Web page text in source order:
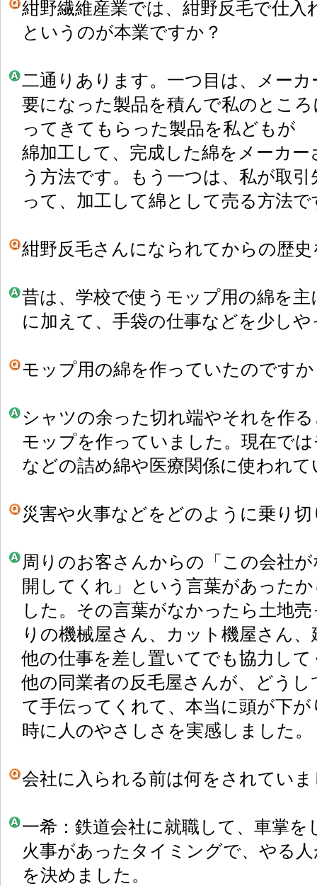
紺野繊維産業では、紺野反毛で仕
というのが本業ですか？
二通りあります。一つ目は、メー
要になった製品を積んで私のとこ
ってきてもらった製品を私どもが
綿加工して、完成した綿をメーカ
う方法です。もう一つは、私が取
って、加工して綿として売る方法で
紺野反毛さんになられてからの歴
昔は、学校で使うモップ用の綿を
に加えて、手袋の仕事などを少し
モップ用の綿を作っていたのです
シャツの余った切れ端やそれを作
モップを作っていました。現在で
などの詰め綿や医療関係に使われ
災害や火事などをどのように乗り
周りのお客さんからの「この会社
開してくれ」という言葉があった
した。その言葉がなかったら土地
りの機械屋さん、カット機屋さん
他の仕事を差し置いてでも協力し
他の同業者の反毛屋さんが、どう
て手伝ってくれて、本当に頭が下
時に人のやさしさを実感しました。
会社に入られる前は何をされてい
一希：鉄道会社に就職して、車掌
火事があったタイミングで、やる
を決めました。